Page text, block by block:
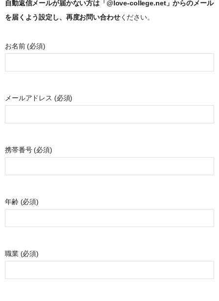
自動返信メールが届かない方は「@love-college.net」からのメール
を届くよう設定し、再度お問い合わせください。
お名前 (必須)
メールアドレス (必須)
携帯番号 (必須)
年齢 (必須)
職業 (必須)